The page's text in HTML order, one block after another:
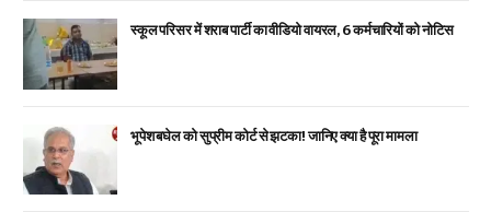
स्कूल परिसर में शराब पार्टी का वीडियो वायरल, 6 कर्मचारियों को नोटिस
भूपेश बघेल को सुप्रीम कोर्ट से झटका! जानिए क्या है पूरा मामला